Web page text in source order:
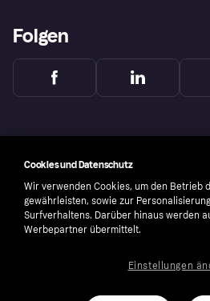
Folgen
number: 556737-0431
Cookies und Datenschutz
Wir verwenden Cookies, um den Betrieb
gewährleisten, sowie zur
Surfverhaltens. Darüber hinaus werden
Werbepartner übermittelt.
Einstellungen